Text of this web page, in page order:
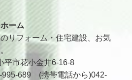
ーム
リフォーム・住宅建設、お気
平市花小金井6-16-8
995-689 (携帯電話から)042-